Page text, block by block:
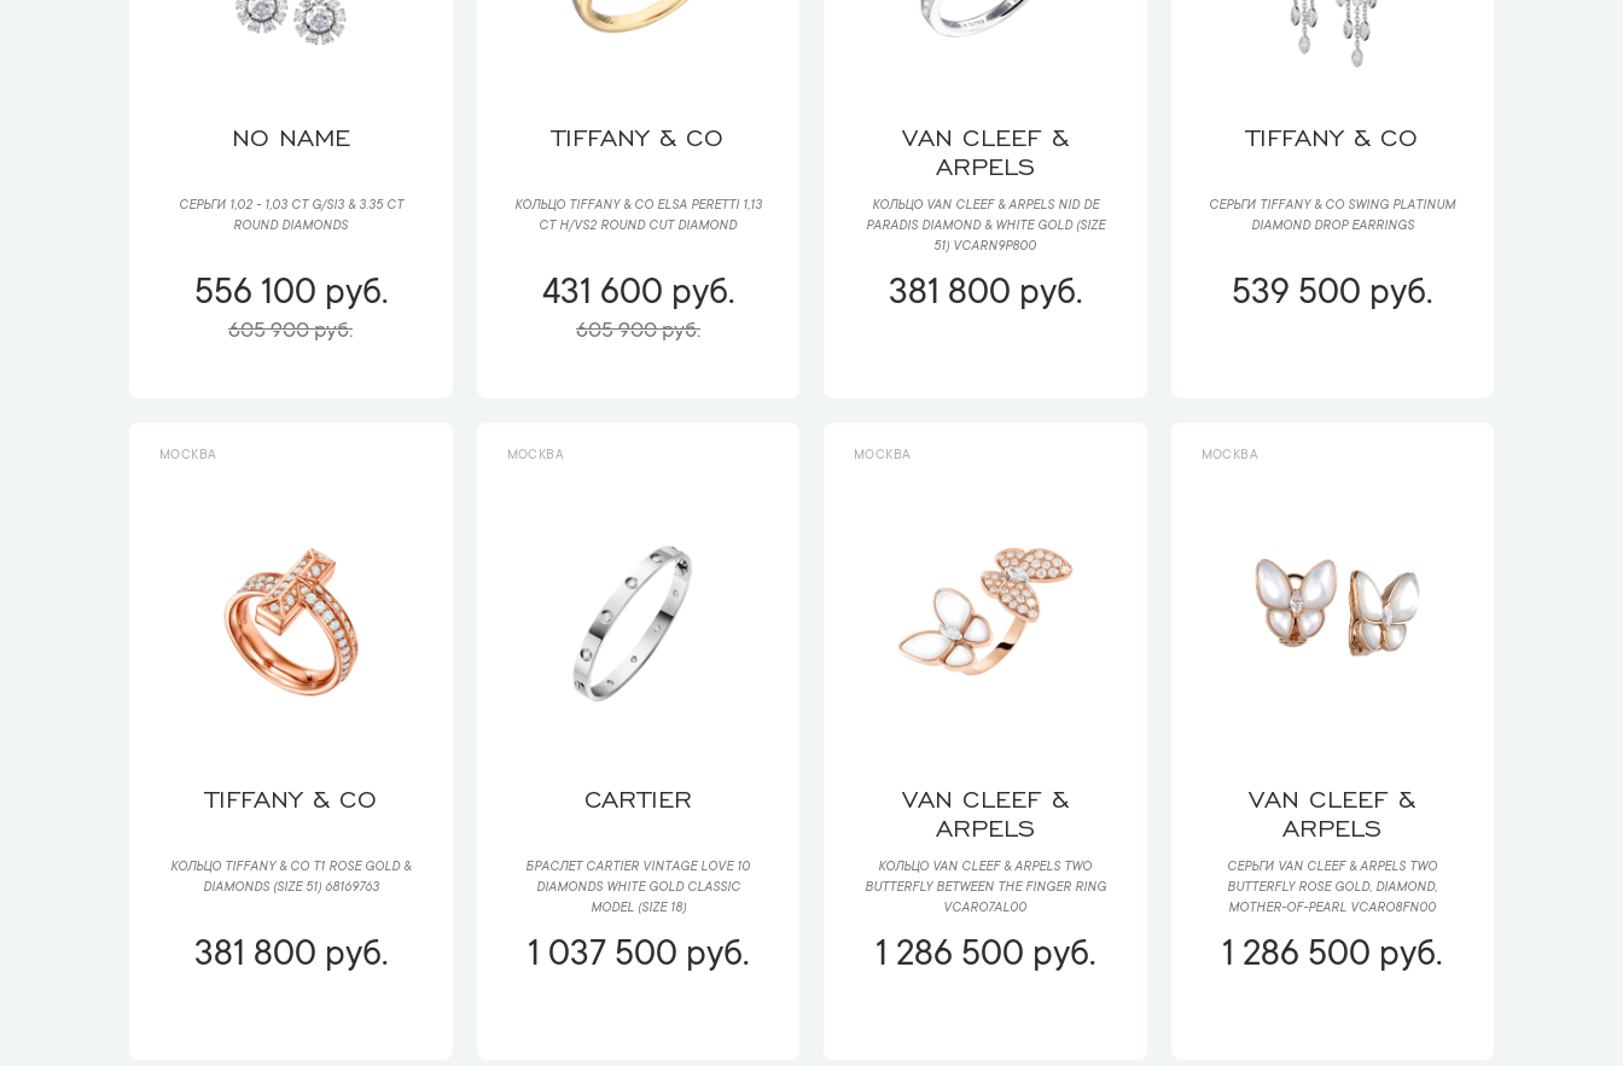
NO NAME
СЕРЬГИ 1,02 - 1,03 CT G/SI3 & 3.35 CT
ROUND DIAMONDS
556 100 руб.
605 900 руб.
TIFFANY & CO
КОЛЬЦО TIFFANY & CO ELSA PERETTI 1,13
CT H/VS2 ROUND CUT DIAMOND
431 600 руб.
605 900 руб.
VAN CLEEF &
ARPELS
КОЛЬЦО VAN CLEEF & ARPELS NID DE
PARADIS DIAMOND & WHITE GOLD (SIZE
51) VCARN9P800
381 800 руб.
TIFFANY & CO
СЕРЬГИ TIFFANY & CO SWING PLATINUM
DIAMOND DROP EARRINGS
539 500 руб.
МОСКВА
TIFFANY & CO
КОЛЬЦО TIFFANY & CO T1 ROSE GOLD &
DIAMONDS (SIZE 51) 68169763
381 800 руб.
МОСКВА
CARTIER
БРАСЛЕТ CARTIER VINTAGE LOVE 10
DIAMONDS WHITE GOLD CLASSIC
MODEL (SIZE 18)
1 037 500 руб.
МОСКВА
VAN CLEEF &
ARPELS
КОЛЬЦО VAN CLEEF & ARPELS TWO
BUTTERFLY BETWEEN THE FINGER RING
VCARO7AL00
1 286 500 руб.
МОСКВА
VAN CLEEF &
ARPELS
СЕРЬГИ VAN CLEEF & ARPELS TWO
BUTTERFLY ROSE GOLD, DIAMOND,
MOTHER-OF-PEARL VCARO8FN00
1 286 500 руб.